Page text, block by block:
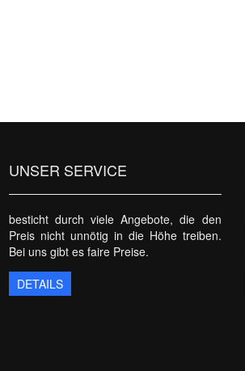
UNSER SERVICE
besticht durch viele Angebote, die den
Preis nicht unnötig in die Höhe treiben.
Bei uns gibt es faire Preise.
DETAILS